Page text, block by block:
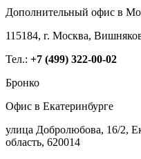
Дополнительный офис в
115184, г. Москва,
Тел.: +7 (499) 322-00-02
Бронко
Офис в Екатеринбурге
улица Добролюбова, 16/2,
область, 620014